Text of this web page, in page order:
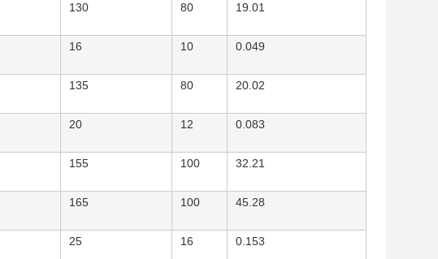
130 80 19.01
16 10 0.049
135 80 20.02
20 12 0.083
155 100 32.21
165 100 45.28
25 16 0.153